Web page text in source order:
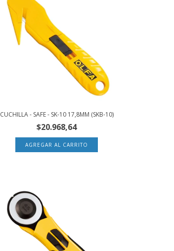
CUCHILLA - SAFE - SK-10 17,8MM (SKB-10)
$20.968,64